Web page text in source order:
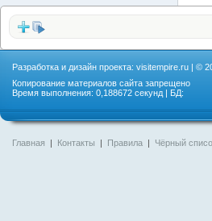
Разработка и дизайн проекта: visitempire.ru | ©
Копирование материалов сайта запрещено
Время выполнения: 0,188672 секунд | БД:
Главная | Контакты | Правила | Чёрный